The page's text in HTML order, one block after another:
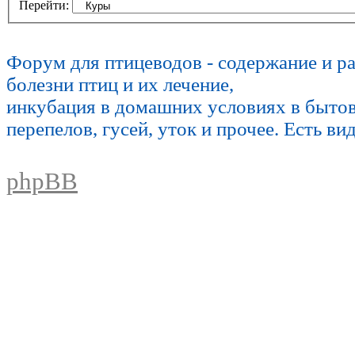
Перейти:
Форум для птицеводов - содержание и
болезни птиц и их лечение,
инкубация в домашних условиях в
перепелов, гусей, уток и прочее. Есть
phpBB